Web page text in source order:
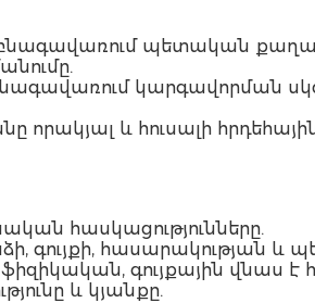
պետական
կարգավորման
որակյալ և հուսալի
հասկացությունները.
գույքի, հասարակության և
ֆիզիկական, գույքային վնաս
և կյանքը.